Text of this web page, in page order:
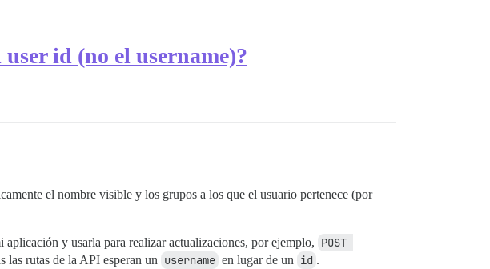
id (no el username)?
el nombre visible y los grupos a los que el usuario pertenece (por
y usarla para realizar actualizaciones, por ejemplo, POST
las rutas de la API esperan un username en lugar de un id .